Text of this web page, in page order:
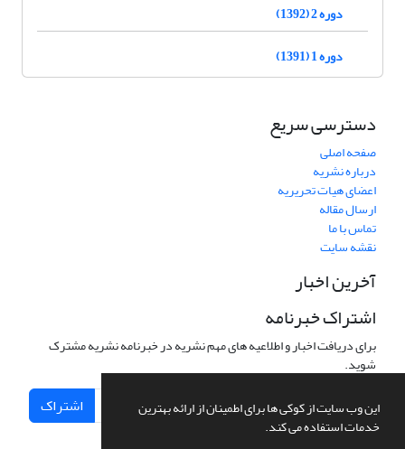
این وب سایت از کوکی ها برای اطمینان از ارائه بهترین
خدمات استفاده می کند.
دوره 2 (1392)
دوره 1 (1391)
دسترسی سریع
صفحه اصلی
درباره نشریه
اعضای هیات تحریریه
ارسال مقاله
تماس با ما
نقشه سایت
آخرین اخبار
اشتراک خبرنامه
برای دریافت اخبار و اطلاعیه های مهم نشریه در خبرنامه نشریه مشترک
شوید.
اشتراک